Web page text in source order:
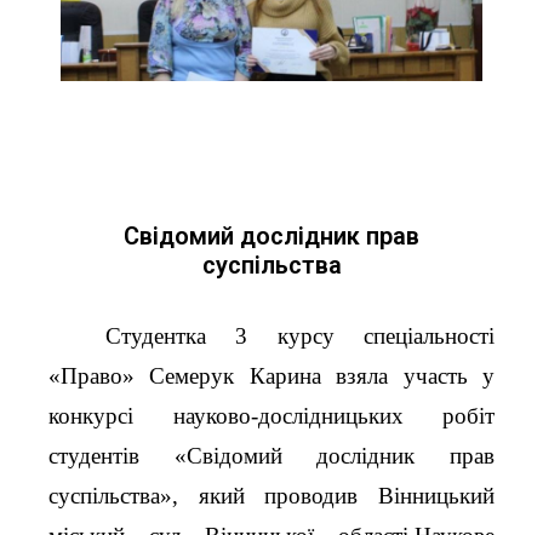
Свідомий дослідник прав
суспільства
Студентка 3 курсу спеціальності
«Право» Семерук Карина взяла участь у
конкурсі науково-дослідницьких робіт
студентів «Свідомий дослідник прав
суспільства», який проводив Вінницький